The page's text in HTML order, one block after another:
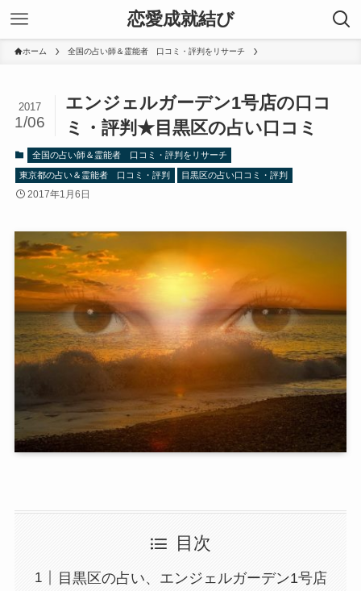
恋愛成就結び
ホーム 全国の占い師＆霊能者 口コミ・評判をリサーチ
エンジェルガーデン1号店の口コ
ミ・評判★目黒区の占い口コミ
2017
1/06
全国の占い師＆霊能者 口コミ・評判をリサーチ
東京都の占い＆霊能者 口コミ・評判 目黒区の占い口コミ・評判
2017年1月6日
目次
目黒区の占い、エンジェルガーデン1号店